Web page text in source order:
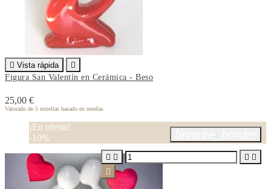
 Vista rápida

Figura San Valentín en Cerámica - Beso
25,00 €
Valorado de 5 estrellas basado en reseñas
¡En oferta!
-10%
   
